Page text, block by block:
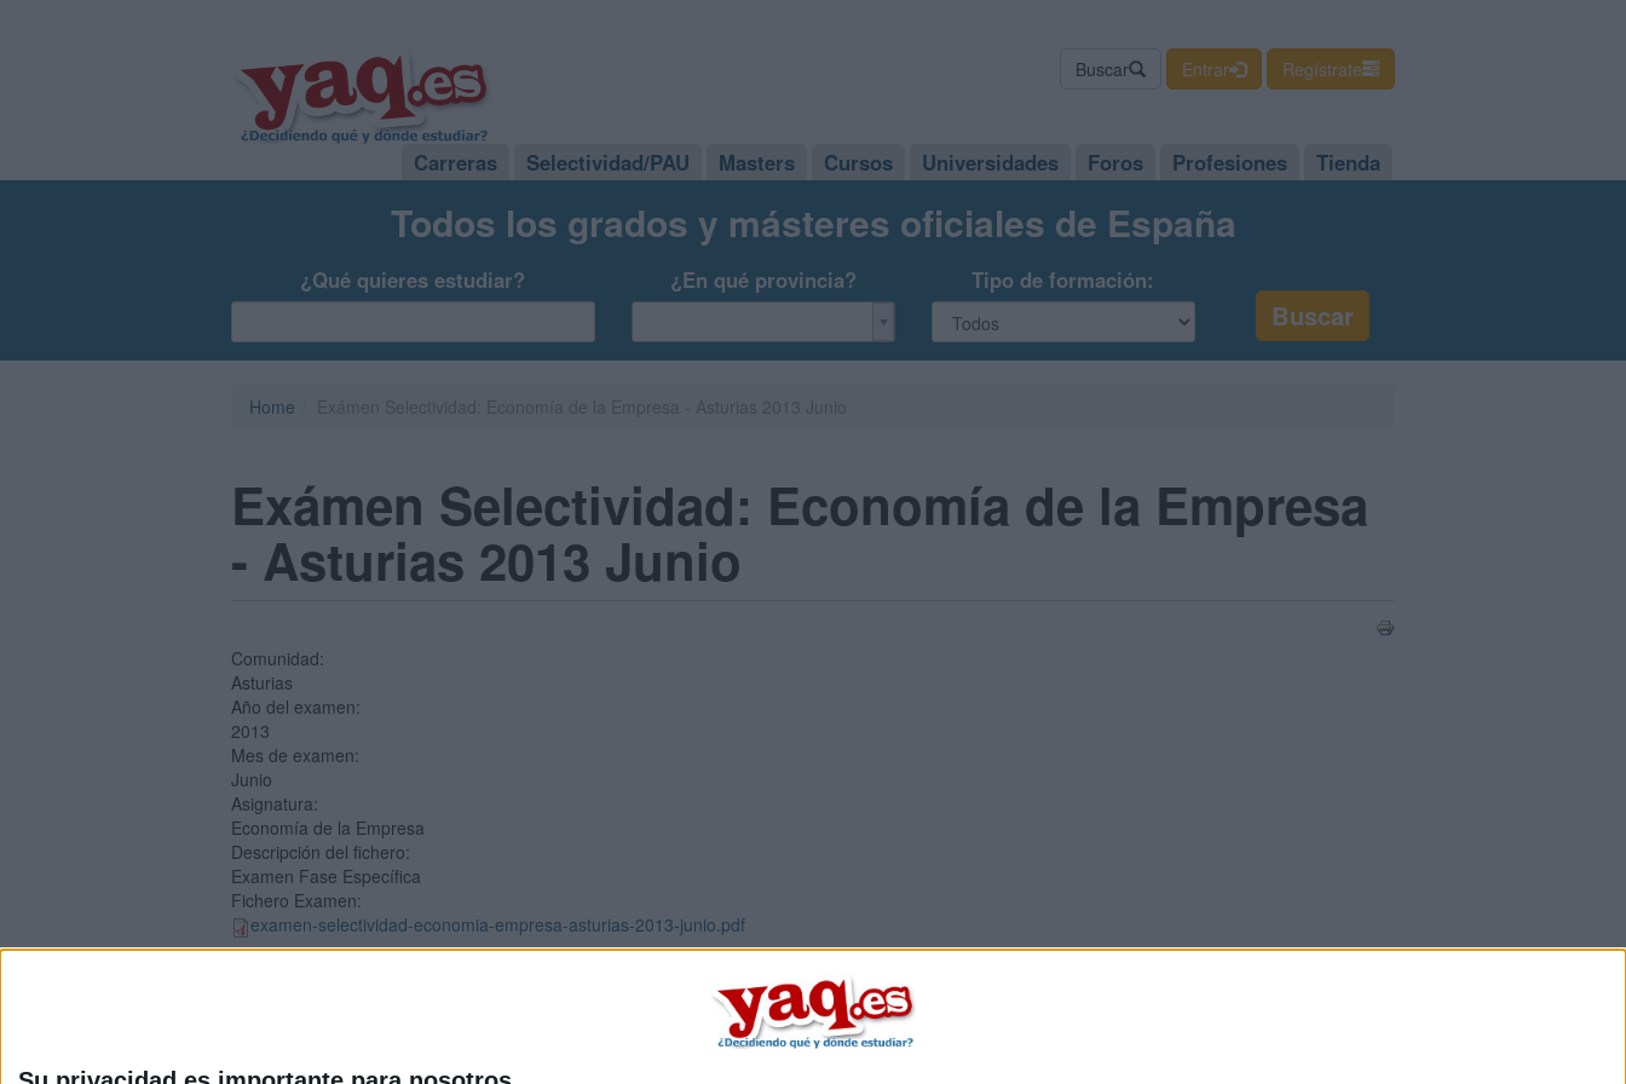
Buscar Entrar Regístrate
Carreras Selectividad/PAU Masters Cursos Universidades Foros Profesiones Tienda
Todos los grados y másteres oficiales de España
¿Qué quieres estudiar? ¿En qué provincia? Tipo de formación:
Home
Exámen Selectividad: Economía de la Empresa
- Asturias 2013 Junio
Comunidad:
Asturias
Año del examen:
2013
Mes de examen:
Junio
Asignatura:
Economía de la Empresa
Descripción del fichero:
Examen Fase Específica
Fichero Examen:
examen-selectividad-economia-empresa-asturias-2013-junio.pdf